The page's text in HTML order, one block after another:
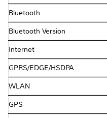
Bluetooth
Bluetooth Version
Internet
GPRS/EDGE/HSDPA
WLAN
GPS